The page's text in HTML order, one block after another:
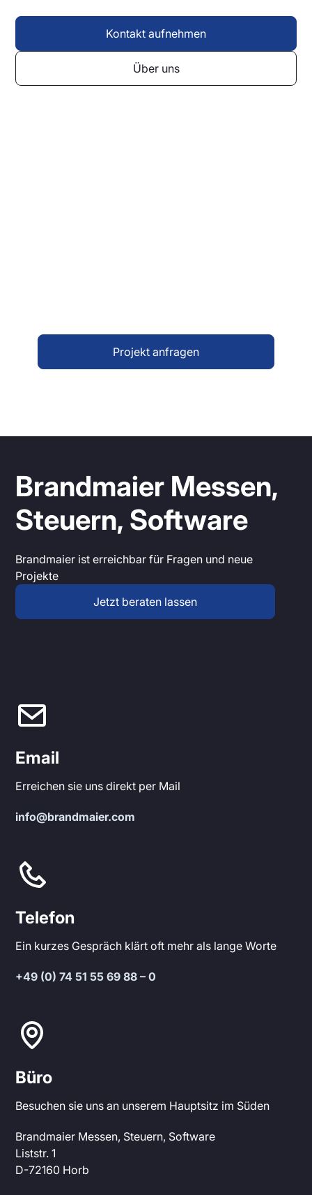
Kontakt aufnehmen
Über uns
Projekt anfragen
Brandmaier Messen,
Steuern, Software
Brandmaier ist erreichbar für Fragen und neue
Projekte
Jetzt beraten lassen
Email
Erreichen sie uns direkt per Mail
info@brandmaier.com
Telefon
Ein kurzes Gespräch klärt oft mehr als lange Worte
+49 (0) 74 51 55 69 88 – 0
Büro
Besuchen sie uns an unserem Hauptsitz im Süden
Brandmaier Messen, Steuern, Software
Liststr. 1
D-72160 Horb